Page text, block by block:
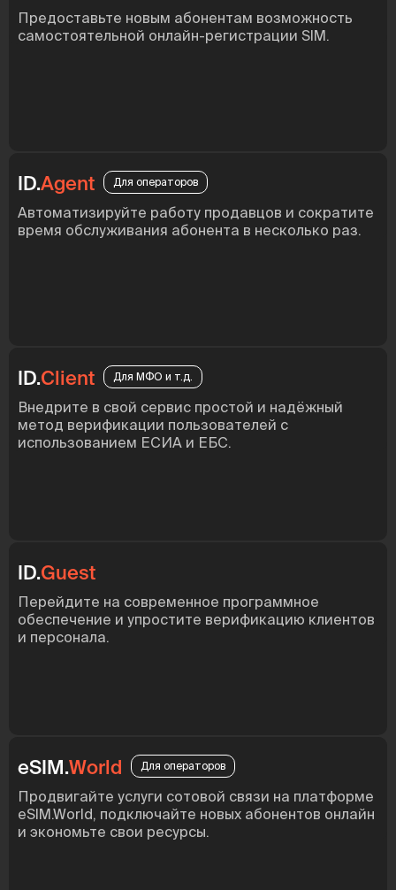
Предоставьте новым абонентам возможность
самостоятельной онлайн-регистрации SIM.
ID.Agent Для операторов
Автоматизируйте работу продавцов и сократите
время обслуживания абонента в несколько раз.
ID.Client Для МФО и т.д.
Внедрите в свой сервис простой и надёжный
метод верификации пользователей с
использованием ЕСИА и ЕБС.
ID.Guest
Перейдите на современное программное
обеспечение и упростите верификацию клиентов
и персонала.
eSIM.World Для операторов
Продвигайте услуги сотовой связи на платформе
eSIM.World, подключайте новых абонентов онлайн
и экономьте свои ресурсы.